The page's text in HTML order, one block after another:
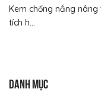
Kem chống nắng
tích h...
Danh mục